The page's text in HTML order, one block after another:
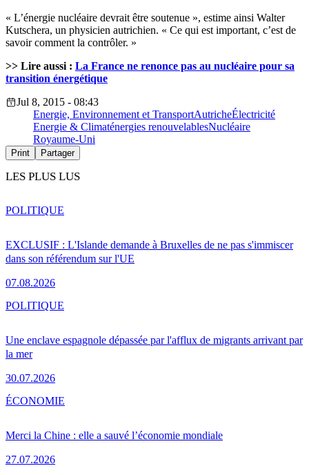
« L’énergie nucléaire devrait être soutenue », estime ainsi Walter
Kutschera, un physicien autrichien. « Ce qui est important, c’est de
savoir comment la contrôler. »
>> Lire aussi : La France ne renonce pas au nucléaire pour sa
transition énergétique
Jul 8, 2015 - 08:43
Energie, Environnement et TransportAutricheÉlectricité
Energie & Climaténergies renouvelablesNucléaire
Royaume-Uni
Print Partager
LES PLUS LUS
EXCLUSIF : L'Islande demande à Bruxelles de ne pas s'immiscer
dans son référendum sur l'UE
07.08.2026
POLITIQUE
Une enclave espagnole dépassée par l'afflux de migrants arrivant par
la mer
30.07.2026
POLITIQUE
Merci la Chine : elle a sauvé l’économie mondiale
27.07.2026
ÉCONOMIE